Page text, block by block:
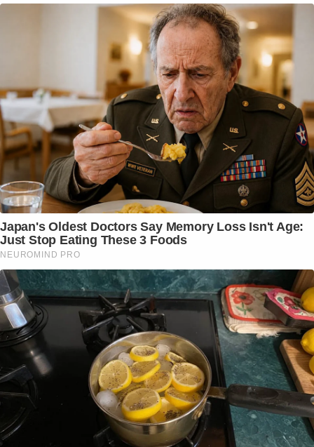
Japan's Oldest Doctors Say Memory Loss Isn't Age:
Just Stop Eating These 3 Foods
NEUROMIND PRO